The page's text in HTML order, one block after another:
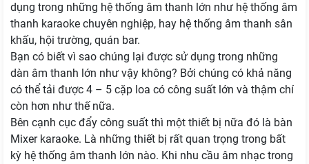
dụng trong những hệ thống âm thanh lớn như hệ thống âm
thanh karaoke chuyên nghiệp, hay hệ thống âm thanh sân
khấu, hội trường, quán bar.
Bạn có biết vì sao chúng lại được sử dụng trong những
dàn âm thanh lớn như vậy không? Bởi chúng có khả năng
có thể tải được 4 – 5 cặp loa có công suất lớn và thậm chí
còn hơn như thế nữa.
Bên cạnh cục đẩy công suất thì một thiết bị nữa đó là bàn
Mixer karaoke. Là những thiết bị rất quan trọng trong bất
kỳ hệ thống âm thanh lớn nào. Khi nhu cầu âm nhạc trong